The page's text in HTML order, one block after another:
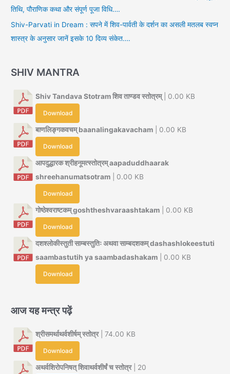
तिथि, पौराणिक कथा और संपूर्ण पूजा विधि….
Shiv-Parvati in Dream : सपने में शिव-पार्वती के दर्शन का असली मतलब स्वप्न
शास्त्र के अनुसार जानें इसके 10 दिव्य संकेत….
SHIV MANTRA
Shiv Tandava Stotram शिव ताण्डव स्तोत्रम्| 0.00 KB
Download
बाणलिङ्गकवचम् baanalingakavacham | 0.00 KB
Download
आपदुद्धारक श्रीहनूमत्स्तोत्रम् aapaduddhaarak
shreehanumatsotram | 0.00 KB
Download
गोष्ठेश्वराष्टकम् goshtheshvaraashtakam | 0.00 KB
Download
दशश्लोकीस्तुती साम्बस्तुतिः अथवा साम्बदशकम् dashashlokeestuti
saambastutih ya saambadashakam | 0.00 KB
Download
आज यह मन्त्र पढ़ें
श्रीसमर्थाथर्वशीर्षम् स्तोत्र| 74.00 KB
Download
अथर्वशिरोपनिषत् शिवाथर्वशीर्षं च स्तोत्र| 20